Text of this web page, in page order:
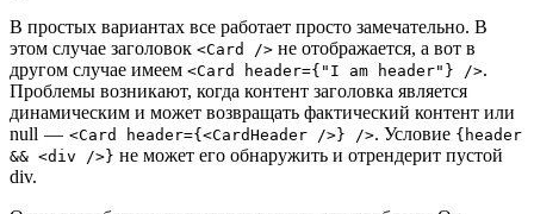
В простых вариантах все работает просто замечательно. В
этом случае заголовок <Card /> не отображается, а вот в
другом случае имеем <Card header={"I am header"} />.
Проблемы возникают, когда контент заголовка является
динамическим и может возвращать фактический контент или
null — <Card header={<CardHeader />} />. Условие {header
&& <div />} не может его обнаружить и отрендерит пустой
div.